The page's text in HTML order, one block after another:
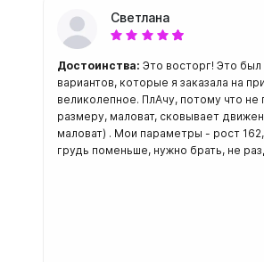
Светлана
Достоинства: Это восторг! Это
вариантов, которые я заказала на
великолепное. ПлАчу, потому что
размеру, маловат, сковывает
маловат) . Мои параметры - рост
грудь поменьше, нужно брать, не